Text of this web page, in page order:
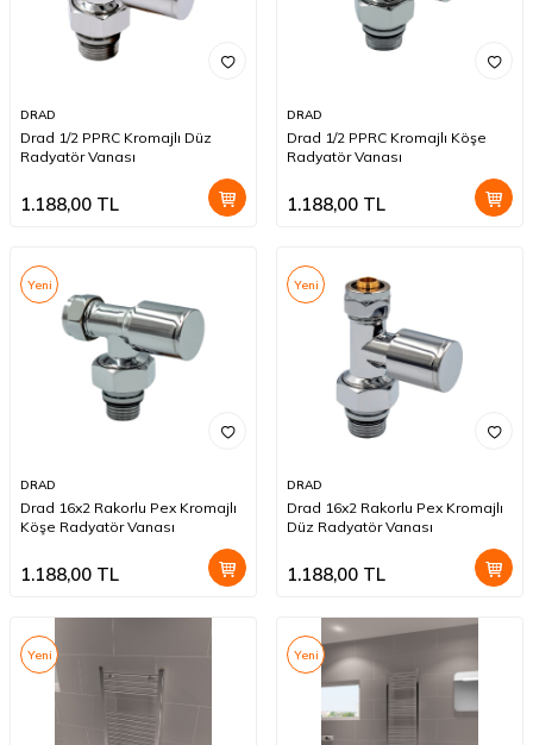
DRAD
Drad 1/2 PPRC Kromajlı Düz
Radyatör Vanası
1.188,00 TL
DRAD
Drad 1/2 PPRC Kromajlı Köşe
Radyatör Vanası
1.188,00 TL
Yeni
DRAD
Drad 16x2 Rakorlu Pex Kromajlı
Köşe Radyatör Vanası
1.188,00 TL
Yeni
DRAD
Drad 16x2 Rakorlu Pex Kromajlı
Düz Radyatör Vanası
1.188,00 TL
Yeni Yeni